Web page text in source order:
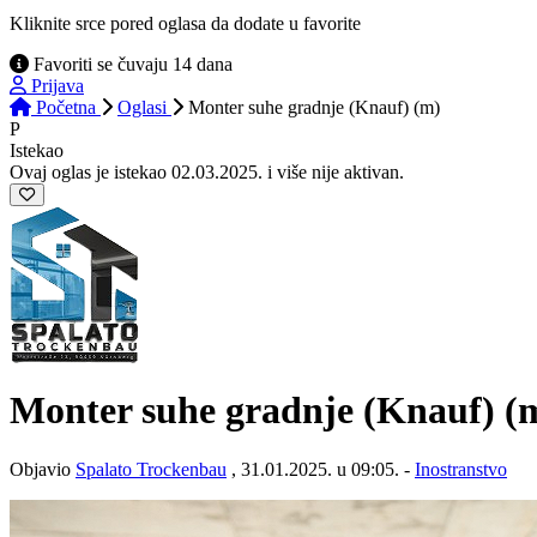
Kliknite srce pored oglasa da dodate u favorite
Favoriti se čuvaju 14 dana
Prijava
Početna
Oglasi
Monter suhe gradnje (Knauf) (m)
P
Istekao
Ovaj oglas je istekao 02.03.2025. i više nije aktivan.
Monter suhe gradnje (Knauf)
Objavio Spalato Trockenbau , 31.01.2025. u 09:05. - Inostranstvo